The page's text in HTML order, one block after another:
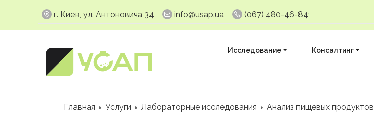
г. Киев, ул. Антоновича 34 info@usap.ua (067) 480-46-84;
Исследование Консалтинг
Главная Услуги Лабораторные исследования Анализ пищевых продуктов